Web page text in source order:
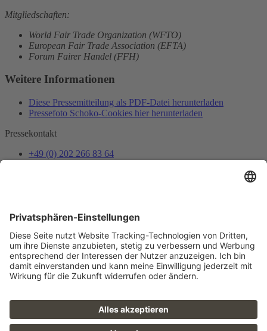
Mitgliedschaften:
World Fair Trade Organization (WFTO)
European Fair Trade Association (EFTA)
Forum Fairer Handel (FFH)
Weitere Informationen
Diese Pressemitteilung als PDF-Datei herunterladen
Pressefoto Schoko-Cookies hier herunterladen
Pressekontakt
+49 (0) 202 266 83 64
Jetzt anmelden
FAQ
Datenschutz